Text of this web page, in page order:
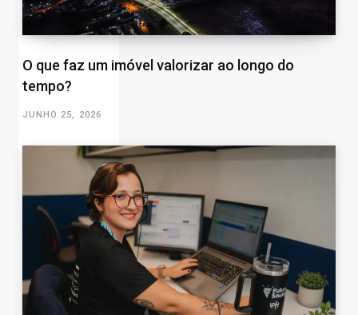
O que faz um imóvel valorizar ao longo do
tempo?
JUNHO 25, 2026